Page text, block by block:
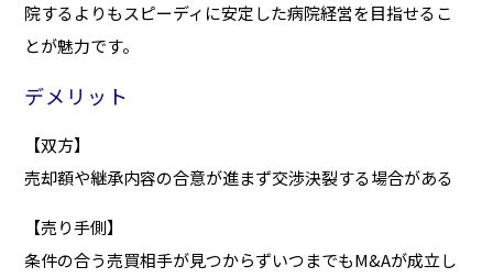
院するよりもスピーディに安定した病院経営を目指せるこ
とが魅力です。
デメリット
【双方】
売却額や継承内容の合意が進まず交渉決裂する場合がある
【売り手側】
条件の合う売買相手が見つからずいつまでもM&Aが成立し